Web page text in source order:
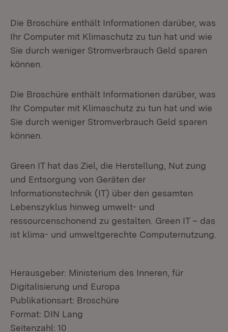
Die Broschüre enthält Informationen darüber, was
Ihr Computer mit Klimaschutz zu tun hat und wie
Sie durch weniger Stromverbrauch Geld sparen
können.
Die Broschüre enthält Informationen darüber, was
Ihr Computer mit Klimaschutz zu tun hat und wie
Sie durch weniger Stromverbrauch Geld sparen
können.
Green IT hat das Ziel, die Herstellung, Nut zung
und Entsorgung von Geräten der
Informationstechnik (IT) über den gesamten
Lebenszyklus hinweg umwelt- und
ressourcenschonend zu gestalten. Green IT – das
ist klima- und umweltgerechte Computernutzung.
Herausgeber: Ministerium des Inneren, für
Digitalisierung und Europa
Publikationsart: Broschüre
Format: DIN Lang
Seitenzahl: 10